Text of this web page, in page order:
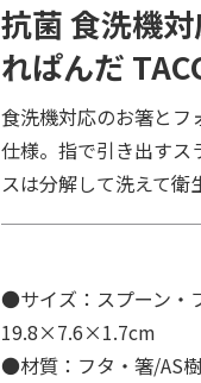
抗菌 食洗機
れぱんだ
食洗機対応のお箸とフ
仕様。指で引き出すス
スは分解して洗えて衛
●サイズ：スプーン・
19.8×7.6×1.7cm
●材質：フタ・箸/AS